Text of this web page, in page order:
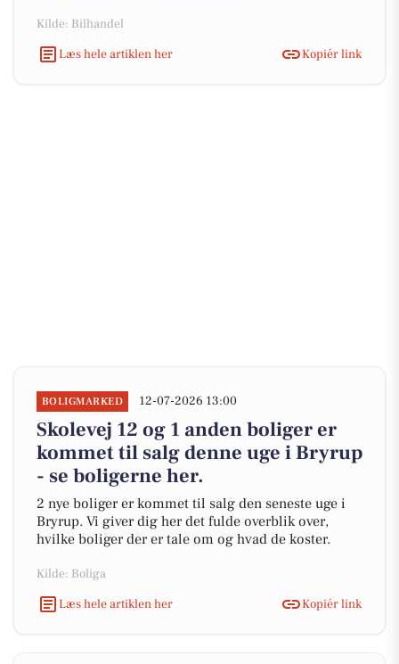
Kilde: Bilhandel
Læs hele artiklen her
Kopiér link
BOLIGMARKED 12-07-2026 13:00
Skolevej 12 og 1 anden boliger er
kommet til salg denne uge i Bryrup
- se boligerne her.
2 nye boliger er kommet til salg den seneste uge i
Bryrup. Vi giver dig her det fulde overblik over,
hvilke boliger der er tale om og hvad de koster.
Kilde: Boliga
Læs hele artiklen her
Kopiér link